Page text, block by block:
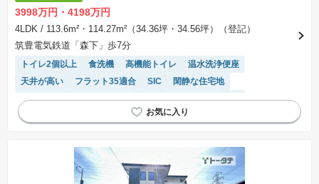
3998万円・4198万円
4LDK / 113.6m²・114.27m²（34.36坪・34.56坪）（登記）
筑豊電気鉄道「森下」歩7分
トイレ2個以上 食洗機 高機能トイレ
温水洗浄便座
天井が高い
フラット35適合 SIC
閑静な住宅地
モニター付きインターホン
キッチン収納が多い
WIC
システムキッチン
陽当り良好 対面キッチン